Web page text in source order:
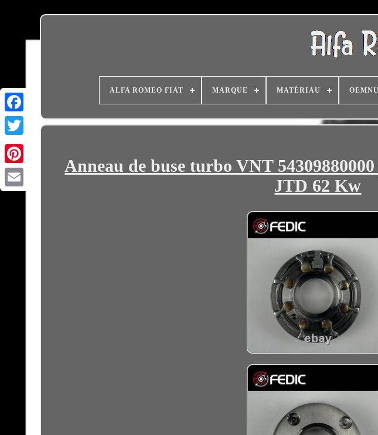
ALFA ROMEO FIAT MARQUE MATÉRIAU
Anneau de buse turbo VNT
JTD 62 Kw